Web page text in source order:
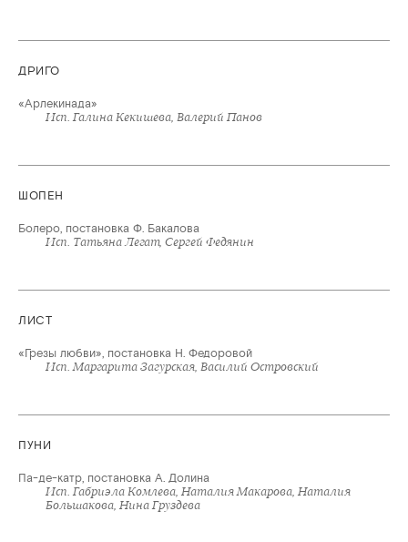
ДРИГО
«Арлекинада»
Исп. Галина Кекишева, Валерий Панов
ШОПЕН
Болеро, постановка Ф. Бакалова
Исп. Татьяна Легат, Сергей Федянин
ЛИСТ
«Грезы любви», постановка Н. Федоровой
Исп. Маргарита Загурская, Василий Островский
ПУНИ
Па-де-катр, постановка А. Долина
Исп. Габриэла Комлева, Наталия Макарова, Наталия
Большакова, Нина Груздева